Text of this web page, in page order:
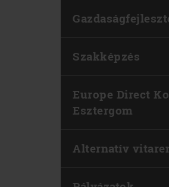
Szakképzés
Europe Direct
Esztergom
Alternatív